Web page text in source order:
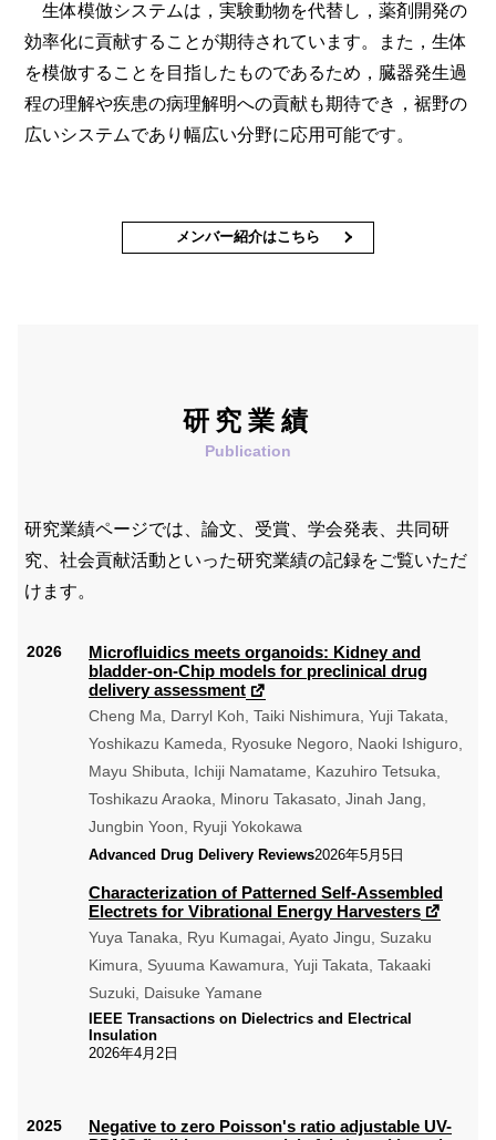
生体模倣システムは，実験動物を代替し，薬剤開発の
効率化に貢献することが期待されています。また，生体
を模倣することを目指したものであるため，臓器発生過
程の理解や疾患の病理解明への貢献も期待でき，裾野の
広いシステムであり幅広い分野に応用可能です。
メンバー紹介はこちら
研究業績
研究業績ページでは、論文、受賞、学会発表、共同研
究、社会貢献活動といった研究業績の記録をご覧いただ
けます。
Microfluidics meets organoids: Kidney and
bladder-on-Chip models for preclinical drug
delivery assessment
Cheng Ma, Darryl Koh, Taiki Nishimura, Yuji Takata,
Yoshikazu Kameda, Ryosuke Negoro, Naoki Ishiguro,
Mayu Shibuta, Ichiji Namatame, Kazuhiro Tetsuka,
Toshikazu Araoka, Minoru Takasato, Jinah Jang,
Jungbin Yoon, Ryuji Yokokawa
Advanced Drug Delivery Reviews2026年5月5日
Characterization of Patterned Self-Assembled
Electrets for Vibrational Energy Harvesters
Yuya Tanaka, Ryu Kumagai, Ayato Jingu, Suzaku
Kimura, Syuuma Kawamura, Yuji Takata, Takaaki
Suzuki, Daisuke Yamane
IEEE Transactions on Dielectrics and Electrical
Insulation
2026年4月2日
Negative to zero Poisson's ratio adjustable UV-